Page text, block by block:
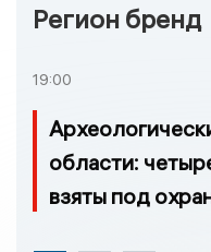
Регион бренд
19:00
области:
взяты под